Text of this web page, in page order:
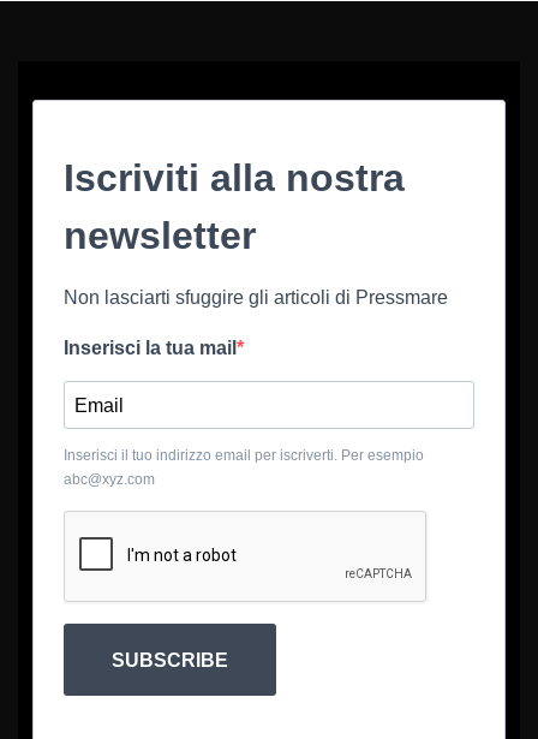
Iscriviti alla nostra
newsletter
Non lasciarti sfuggire gli articoli di Pressmare
Inserisci la tua mail
Inserisci il tuo indirizzo email per iscriverti. Per esempio
abc@xyz.com
SUBSCRIBE